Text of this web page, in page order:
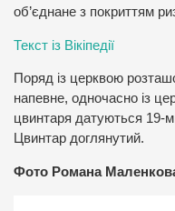
об’єднане з покриттям
Текст із Вікіпедії
Поряд із церквою
напевне, одночасно із
цвинтаря датуються 19-м
Цвинтар доглянутий.
Фото Романа